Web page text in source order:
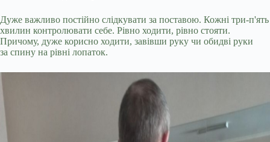
Дуже важливо постійно слідкувати за поставою. Кожні три-п'ять
хвилин контролювати себе. Рівно ходити, рівно стояти.
Причому, дуже корисно ходити, завівши руку чи обидві руки
за спину на рівні лопаток.